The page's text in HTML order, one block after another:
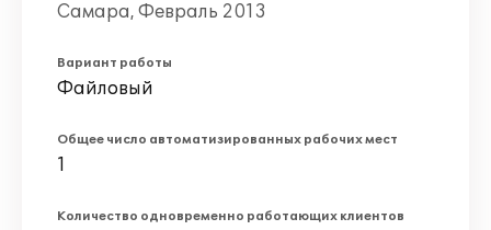
Самара, Февраль 2013
Вариант работы
Файловый
Общее число автоматизированных рабочих мест
1
Количество одновременно работающих клиентов